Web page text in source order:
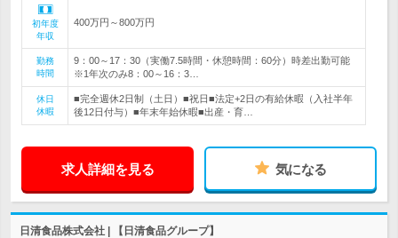
初年度
年収
400万円～800万円
勤務
時間
9：00～17：30（実働7.5時間・休憩時間：60分）時差出勤可能
※1年次のみ8：00～16：3…
休日
休暇
■完全週休2日制（土日）■祝日■法定+2日の有給休暇（入社半年
後12日付与）■年末年始休暇■出産・育…
求人詳細を見る 気になる
日清食品株式会社 | 【日清食品グループ】